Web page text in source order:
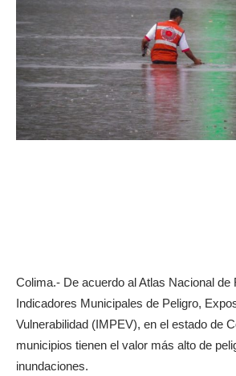
Colima.- De acuerdo al Atlas Nacional
Indicadores Municipales de Peligro,
Vulnerabilidad (IMPEV), en el estado de
municipios tienen el valor más alto de
inundaciones.